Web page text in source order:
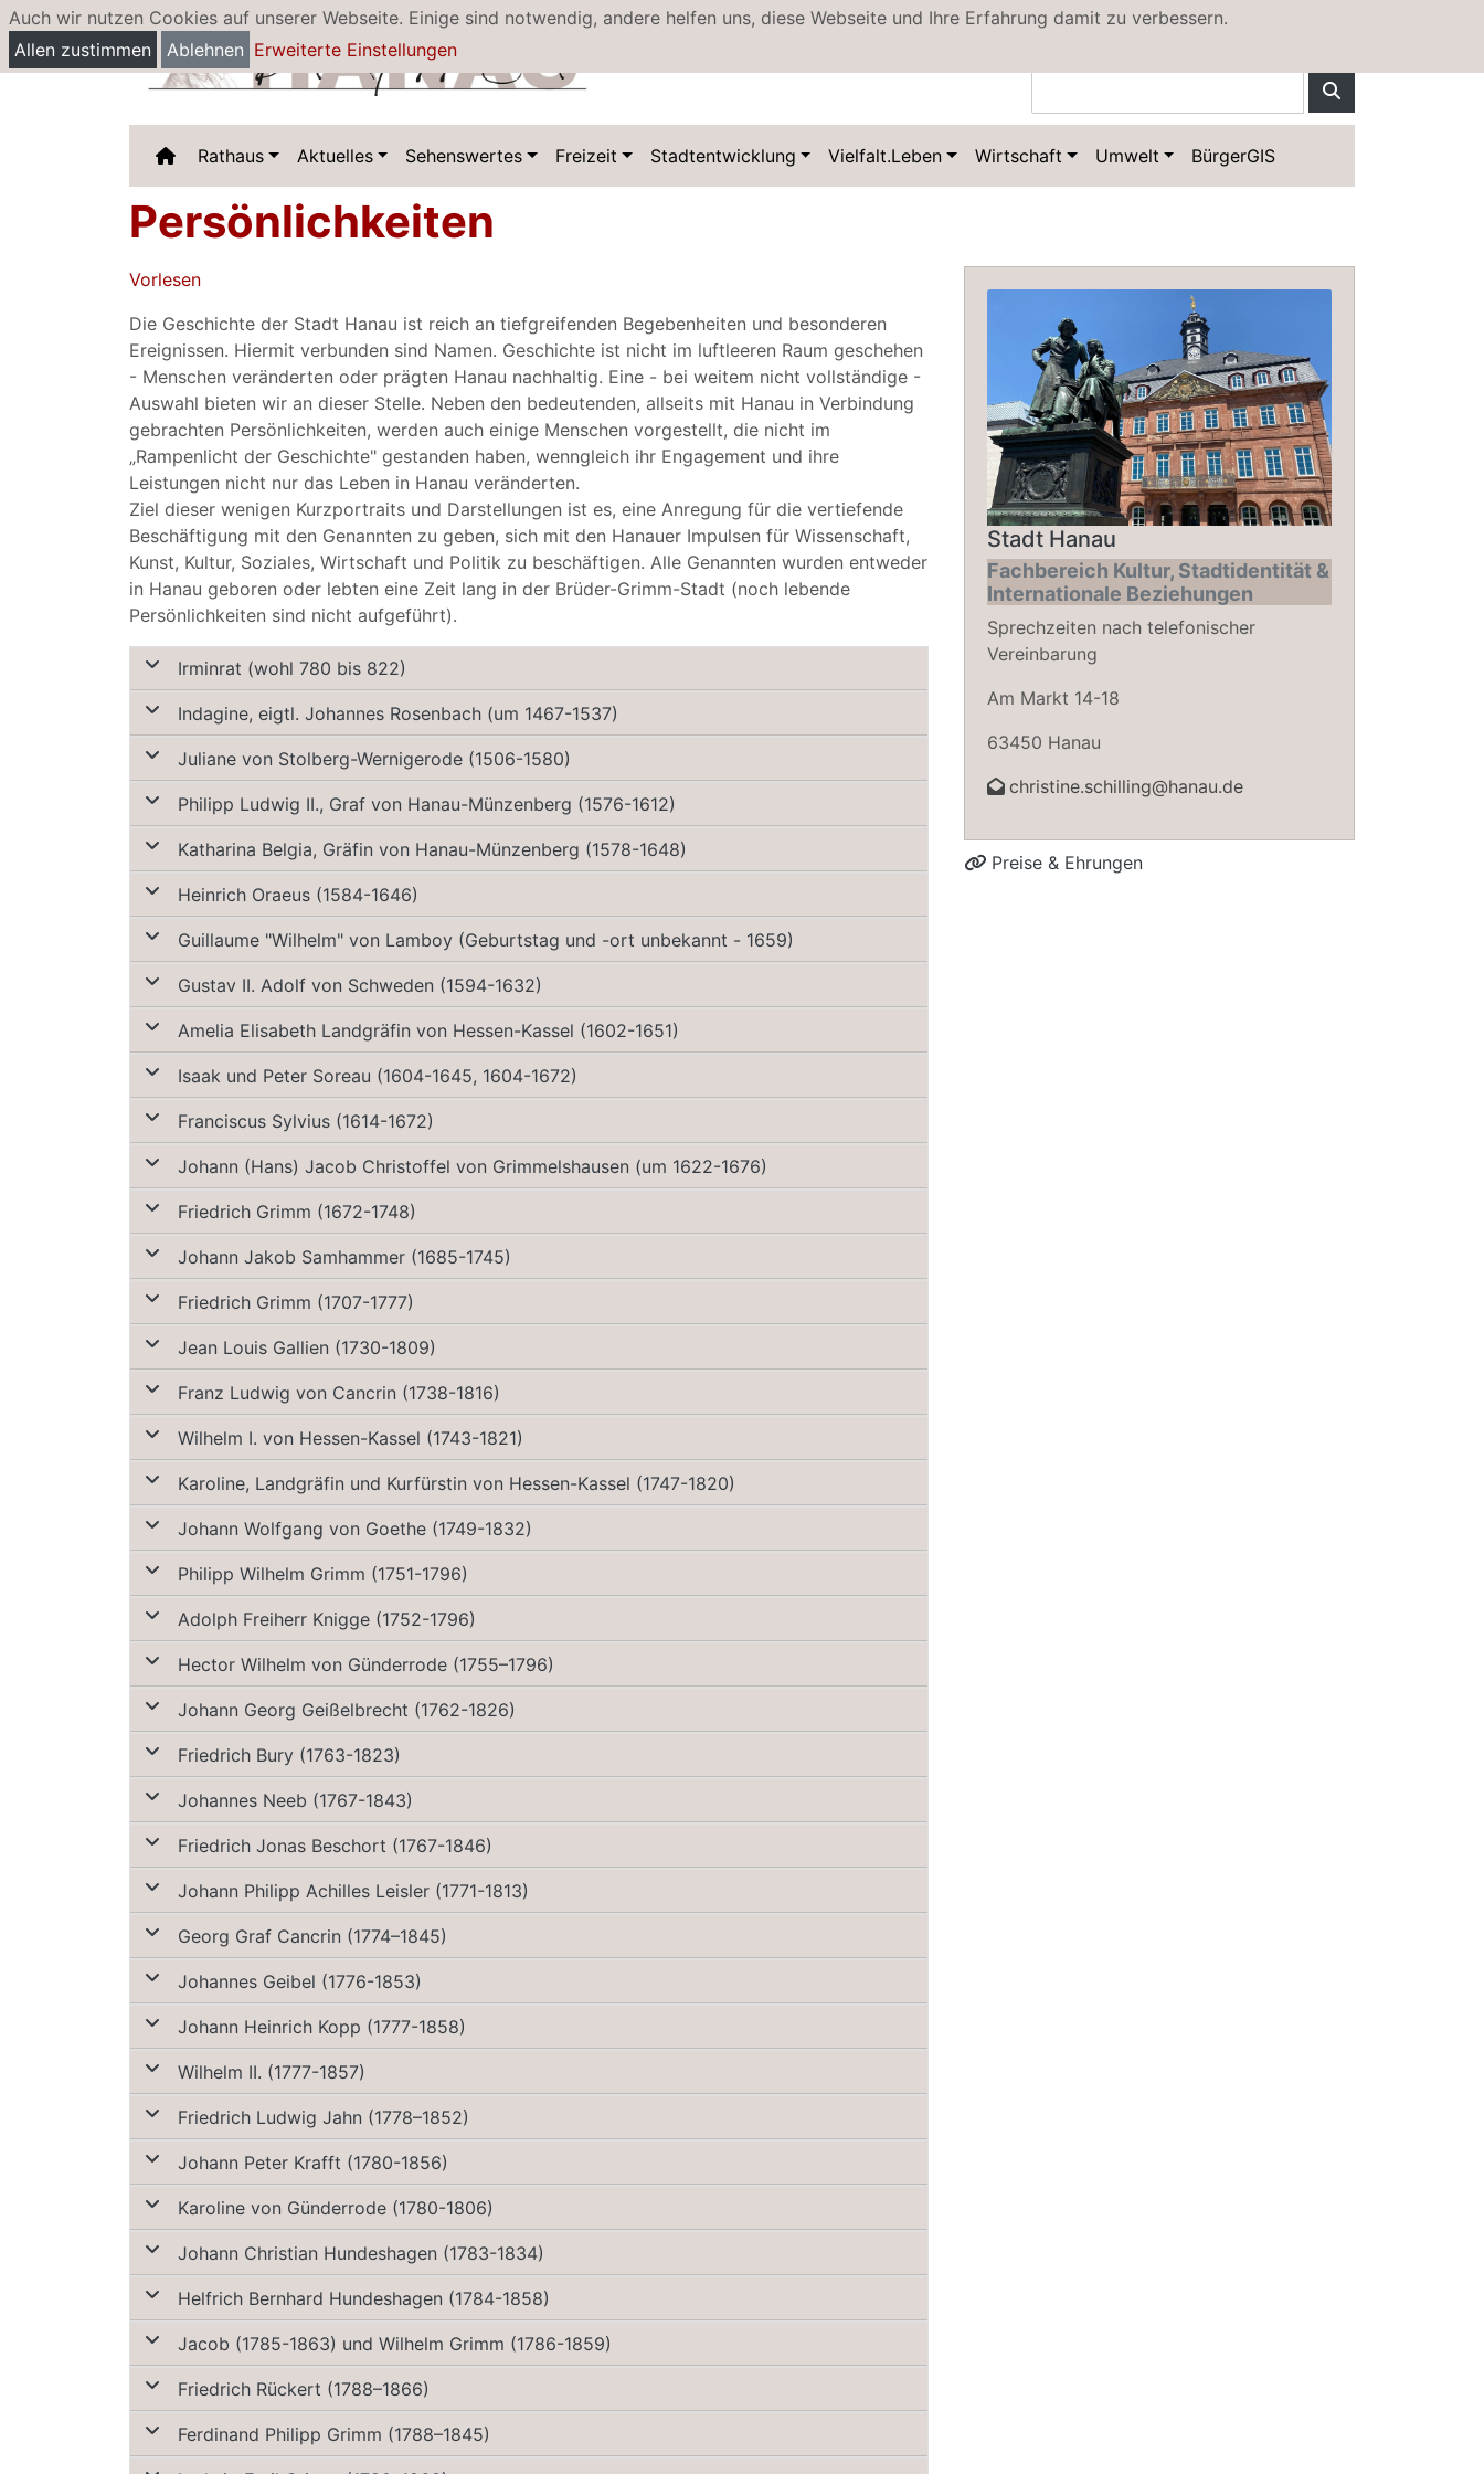
Auch wir nutzen Cookies auf unserer Webseite. Einige sind notwendig, andere helfen uns, diese Webseite und Ihre Erfahrung damit zu verbessern.
Allen zustimmen
Ablehnen Erweiterte Einstellungen
Rathaus Aktuelles Sehenswertes Freizeit Stadtentwicklung Vielfalt.Leben Wirtschaft Umwelt BürgerGIS
Persönlichkeiten
Vorlesen
Die Geschichte der Stadt Hanau ist reich an tiefgreifenden Begebenheiten und besonderen
Ereignissen. Hiermit verbunden sind Namen. Geschichte ist nicht im luftleeren Raum geschehen
- Menschen veränderten oder prägten Hanau nachhaltig. Eine - bei weitem nicht vollständige -
Auswahl bieten wir an dieser Stelle. Neben den bedeutenden, allseits mit Hanau in Verbindung
gebrachten Persönlichkeiten, werden auch einige Menschen vorgestellt, die nicht im
„Rampenlicht der Geschichte" gestanden haben, wenngleich ihr Engagement und ihre
Leistungen nicht nur das Leben in Hanau veränderten.
Ziel dieser wenigen Kurzportraits und Darstellungen ist es, eine Anregung für die vertiefende
Beschäftigung mit den Genannten zu geben, sich mit den Hanauer Impulsen für Wissenschaft,
Kunst, Kultur, Soziales, Wirtschaft und Politik zu beschäftigen. Alle Genannten wurden entweder
in Hanau geboren oder lebten eine Zeit lang in der Brüder-Grimm-Stadt (noch lebende
Persönlichkeiten sind nicht aufgeführt).
Irminrat (wohl 780 bis 822)
Indagine, eigtl. Johannes Rosenbach (um 1467-1537)
Juliane von Stolberg-Wernigerode (1506-1580)
Philipp Ludwig II., Graf von Hanau-Münzenberg (1576-1612)
Katharina Belgia, Gräfin von Hanau-Münzenberg (1578-1648)
Heinrich Oraeus (1584-1646)
Guillaume "Wilhelm" von Lamboy (Geburtstag und -ort unbekannt - 1659)
Gustav II. Adolf von Schweden (1594-1632)
Amelia Elisabeth Landgräfin von Hessen-Kassel (1602-1651)
Isaak und Peter Soreau (1604-1645, 1604-1672)
Franciscus Sylvius (1614-1672)
Johann (Hans) Jacob Christoffel von Grimmelshausen (um 1622-1676)
Friedrich Grimm (1672-1748)
Johann Jakob Samhammer (1685-1745)
Friedrich Grimm (1707-1777)
Jean Louis Gallien (1730-1809)
Franz Ludwig von Cancrin (1738-1816)
Wilhelm I. von Hessen-Kassel (1743-1821)
Karoline, Landgräfin und Kurfürstin von Hessen-Kassel (1747-1820)
Johann Wolfgang von Goethe (1749-1832)
Philipp Wilhelm Grimm (1751-1796)
Adolph Freiherr Knigge (1752-1796)
Hector Wilhelm von Günderrode (1755–1796)
Johann Georg Geißelbrecht (1762-1826)
Friedrich Bury (1763-1823)
Johannes Neeb (1767-1843)
Friedrich Jonas Beschort (1767-1846)
Johann Philipp Achilles Leisler (1771-1813)
Georg Graf Cancrin (1774–1845)
Johannes Geibel (1776-1853)
Johann Heinrich Kopp (1777-1858)
Wilhelm II. (1777-1857)
Friedrich Ludwig Jahn (1778–1852)
Johann Peter Krafft (1780-1856)
Karoline von Günderrode (1780-1806)
Johann Christian Hundeshagen (1783-1834)
Helfrich Bernhard Hundeshagen (1784-1858)
Jacob (1785-1863) und Wilhelm Grimm (1786-1859)
Friedrich Rückert (1788–1866)
Ferdinand Philipp Grimm (1788–1845)
Stadt Hanau
Fachbereich Kultur, Stadtidentität &
Internationale Beziehungen
Sprechzeiten nach telefonischer
Vereinbarung
Am Markt 14-18
63450 Hanau
christine.schilling@hanau.de
Preise & Ehrungen